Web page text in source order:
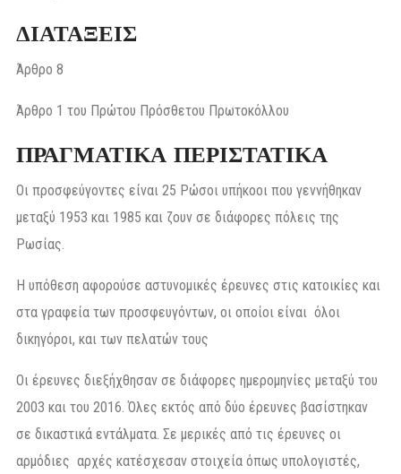
ΔΙΑΤΑΞΕΙΣ
Άρθρο 8
Άρθρο 1 του Πρώτου Πρόσθετου Πρωτοκόλλου
ΠΡΑΓΜΑΤΙΚΑ ΠΕΡΙΣΤΑΤΙΚΑ
Οι προσφεύγοντες είναι 25 Ρώσοι υπήκοοι που γεννήθηκαν
μεταξύ 1953 και 1985 και ζουν σε διάφορες πόλεις της
Ρωσίας.
Η υπόθεση αφορούσε αστυνομικές έρευνες στις κατοικίες και
στα γραφεία των προσφευγόντων, οι οποίοι είναι όλοι
δικηγόροι, και των πελατών τους
Οι έρευνες διεξήχθησαν σε διάφορες ημερομηνίες μεταξύ του
2003 και του 2016. Όλες εκτός από δύο έρευνες βασίστηκαν
σε δικαστικά εντάλματα. Σε μερικές από τις έρευνες οι
αρμόδιες αρχές κατέσχεσαν στοιχεία όπως υπολογιστές,